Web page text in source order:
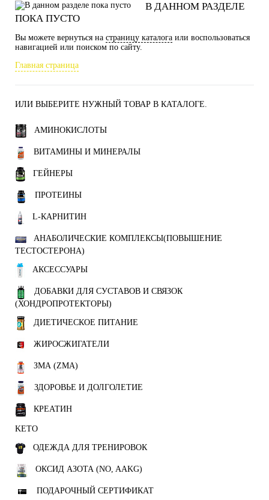
В ДАННОМ РАЗДЕЛЕ
ПОКА ПУСТО
Вы можете вернуться на страницу каталога или воспользоваться
навигацией или поиском по сайту.
Главная страница
ИЛИ ВЫБЕРИТЕ НУЖНЫЙ ТОВАР В КАТАЛОГЕ.
АМИНОКИСЛОТЫ
ВИТАМИНЫ И МИНЕРАЛЫ
ГЕЙНЕРЫ
ПРОТЕИНЫ
L-КАРНИТИН
АНАБОЛИЧЕСКИЕ КОМПЛЕКСЫ(ПОВЫШЕНИЕ
ТЕСТОСТЕРОНА)
АКСЕССУАРЫ
ДОБАВКИ ДЛЯ СУСТАВОВ И СВЯЗОК
(ХОНДРОПРОТЕКТОРЫ)
ДИЕТИЧЕСКОЕ ПИТАНИЕ
ЖИРОСЖИГАТЕЛИ
ЗМА (ZMA)
ЗДОРОВЬЕ И ДОЛГОЛЕТИЕ
КРЕАТИН
KETO
ОДЕЖДА ДЛЯ ТРЕНИРОВОК
ОКСИД АЗОТА (NO, AAKG)
ПОДАРОЧНЫЙ СЕРТИФИКАТ